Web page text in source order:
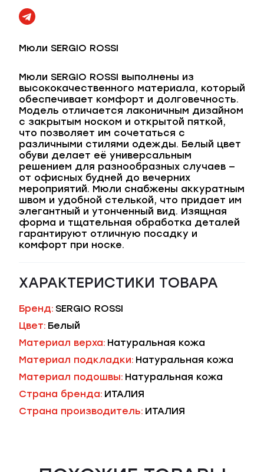
Мюли SERGIO ROSSI
Мюли SERGIO ROSSI выполнены из
высококачественного материала, который
обеспечивает комфорт и долговечность.
Модель отличается лаконичным дизайном
с закрытым носком и открытой пяткой,
что позволяет им сочетаться с
различными стилями одежды. Белый цвет
обуви делает её универсальным
решением для разнообразных случаев —
от офисных будней до вечерних
мероприятий. Мюли снабжены аккуратным
швом и удобной стелькой, что придает им
элегантный и утонченный вид. Изящная
форма и тщательная обработка деталей
гарантируют отличную посадку и
комфорт при носке.
ХАРАКТЕРИСТИКИ ТОВАРА
Бренд: SERGIO ROSSI
Цвет: Белый
Материал верха: Натуральная кожа
Материал подкладки: Натуральная кожа
Материал подошвы: Натуральная кожа
Страна бренда: ИТАЛИЯ
Страна производитель: ИТАЛИЯ